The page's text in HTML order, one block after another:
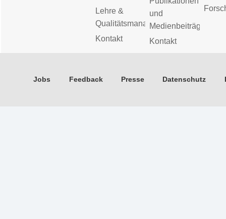
Lehre &
Qualitätsmanagement
Kontakt
und
Medienbeiträge
Kontakt
Jobs Feedback Presse Datenschutz